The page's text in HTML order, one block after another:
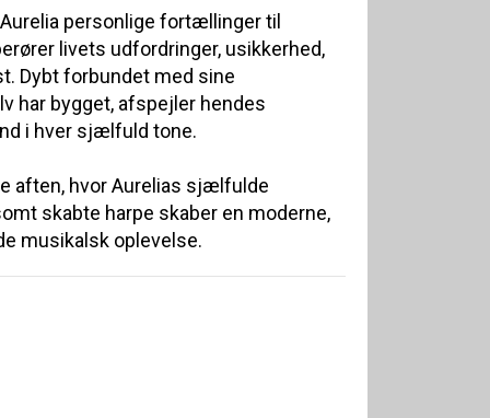
personlige fortællinger til
livets udfordringer, usikkerhed,
Dybt forbundet med sine
har bygget, afspejler hendes
i hver sjælfuld tone.
aften, hvor Aurelias sjælfulde
skabte harpe skaber en moderne,
musikalsk oplevelse.